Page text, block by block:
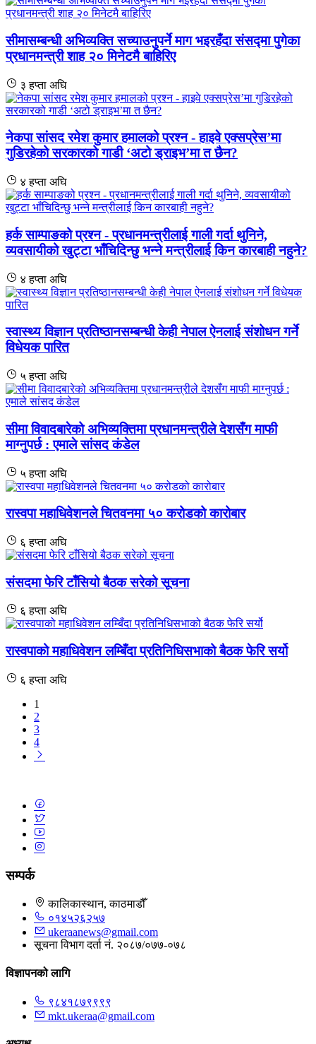
सीमासम्बन्धी अभिव्यक्ति सच्याउनुपर्ने माग भइरहँदा संसद्मा पुगेका
प्रधानमन्त्री शाह २० मिनेटमै बाहिरिए
३ हप्ता अघि
नेकपा सांसद रमेश कुमार हमालको प्रश्न - हाइवे एक्सप्रेस’मा
गुडिरहेको सरकारको गाडी ‘अटो ड्राइभ’मा त छैन?
४ हप्ता अघि
हर्क साम्पाङको प्रश्न - प्रधानमन्त्रीलाई गाली गर्दा थुनिने,
व्यवसायीको खुट्टा भाँचिदिन्छु भन्ने मन्त्रीलाई किन कारबाही नहुने?
४ हप्ता अघि
स्वास्थ्य विज्ञान प्रतिष्ठानसम्बन्धी केही नेपाल ऐनलाई संशोधन गर्ने
विधेयक पारित
५ हप्ता अघि
सीमा विवादबारेको अभिव्यक्तिमा प्रधानमन्त्रीले देशसँग माफी
माग्नुपर्छ : एमाले सांसद कंडेल
५ हप्ता अघि
रास्वपा महाधिवेशनले चितवनमा ५० करोडको कारोबार
६ हप्ता अघि
संसदमा फेरि टाँसियो बैठक सरेको सूचना
६ हप्ता अघि
रास्वपाको महाधिवेशन लम्बिँदा प्रतिनिधिसभाको बैठक फेरि सर्यो
६ हप्ता अघि
1
2
3
4
सम्पर्क
कालिकास्थान, काठमाडौँ
०१४५२६२५७
ukeraanews@gmail.com
सूचना विभाग दर्ता नं. २०८७/०७७-०७८
विज्ञापनको लागि
९८४१८७९९९९
mkt.ukeraa@gmail.com